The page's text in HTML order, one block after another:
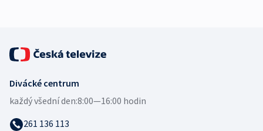
Divácké centrum
každý všední den:8:00—16:00 hodin
261 136 113